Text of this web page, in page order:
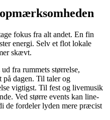
fokus fra alt andet. En fin
energi. Selv et flot lokale
skævt.
fra rummets størrelse,
på dagen. Til taler og
vigtigst. Til fest og livemusik
Ved større events kan line-
de fordeler lyden mere præcist